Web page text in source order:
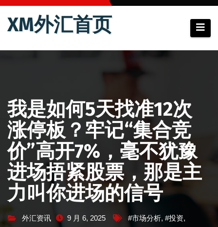
跳
XM外汇首页
我是如何5天找准12次
涨停板？牢记“集合竞
价”高开7%，毫不犹豫
进场捂紧股票，那是主
力叫你进场的信号
外汇资讯 9 月 6, 2025 #市场分析, #投资,